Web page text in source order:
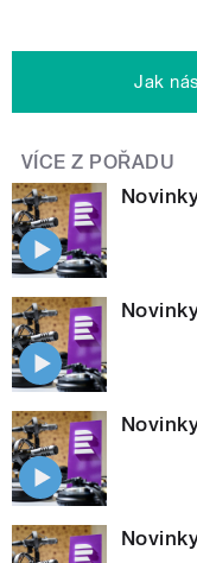
Jak
VÍCE Z POŘADU